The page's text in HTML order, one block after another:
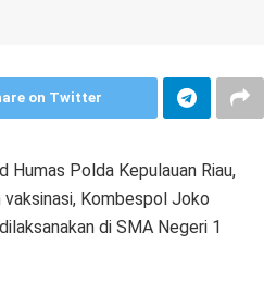
on Twitter
Humas Polda Kepulauan Riau,
Kombespol Joko
di SMA Negeri 1